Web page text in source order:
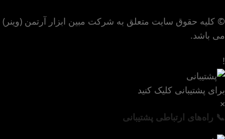
© کلیه حقوق سایت متعلق به شرکت مبین ابزار آرتمن (وینر)
می باشد.
!
برای پشتیبانی کلیک کنید
×
📞 راه‌های ارتباطی پشتیبانی